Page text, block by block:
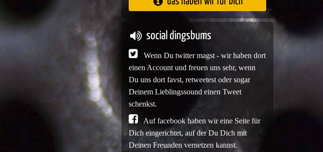
social dingsbums
Wenn Du twitter magst - wir haben dort
einen Account und freuen uns sehr, wenn
Du uns dort favst, retweetest oder sogar
Deinem Lieblingssound einen Tweet
schenkst.
Auf facebook haben wir eine Seite für
Dich eingerichtet, auf der Du Dich mit
Deinen Freunden vernetzen kannst.